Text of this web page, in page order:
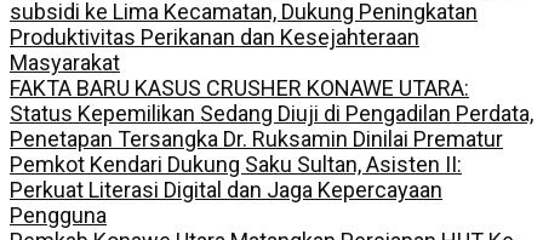
subsidi ke Lima Kecamatan, Dukung Peningkatan
Produktivitas Perikanan dan Kesejahteraan
Masyarakat
FAKTA BARU KASUS CRUSHER KONAWE UTARA:
Status Kepemilikan Sedang Diuji di Pengadilan Perdata,
Penetapan Tersangka Dr. Ruksamin Dinilai Prematur
Pemkot Kendari Dukung Saku Sultan, Asisten II:
Perkuat Literasi Digital dan Jaga Kepercayaan
Pengguna